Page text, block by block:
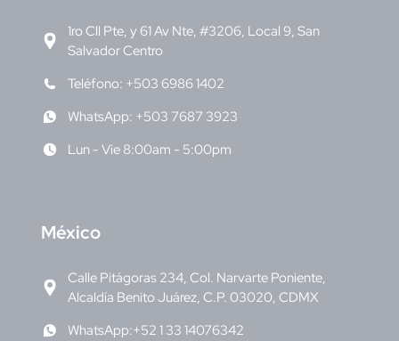
1ro Cll Pte, y 61 Av Nte, #3206, Local 9, San
Salvador Centro
Teléfono: +503 6986 1402
WhatsApp: +503 7687 3923
Lun - Vie 8:00am - 5:00pm
México
Calle Pitágoras 234, Col. Narvarte Poniente,
Alcaldía Benito Juárez, C.P. 03020, CDMX
WhatsApp:+52 1 33 14076342